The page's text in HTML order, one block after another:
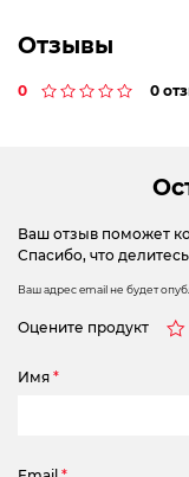
Отзывы
0 0
Ваш отзыв поможет
Спасибо, что
Ваш адрес email не будет
Оцените продукт
Имя *